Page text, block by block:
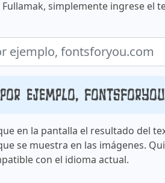
simplemente ingrese el
ejemplo,
en la pantalla el resultado del
se muestra en las imágenes.
con el idioma actual.